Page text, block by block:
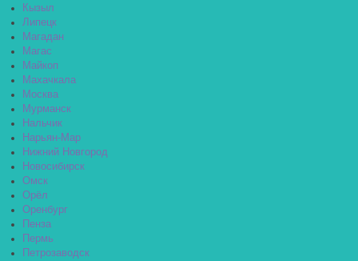
Кызыл
Липецк
Магадан
Магас
Майкоп
Махачкала
Москва
Мурманск
Нальчик
Нарьян-Мар
Нижний Новгород
Новосибирск
Омск
Орёл
Оренбург
Пенза
Пермь
Петрозаводск